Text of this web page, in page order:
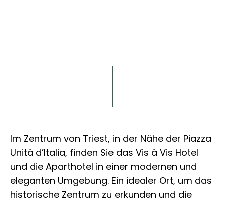
Im Zentrum von Triest, in der Nähe der Piazza
Unità d’Italia, finden Sie das Vis à Vis Hotel
und die Aparthotel in einer modernen und
eleganten Umgebung. Ein idealer Ort, um das
historische Zentrum zu erkunden und die